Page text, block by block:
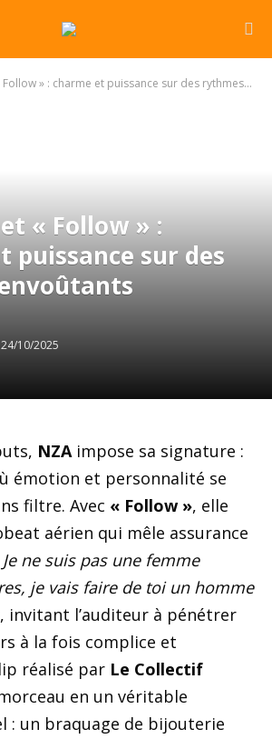
» : charme et puissance sur des rythmes envoûtants
« Follow » :
puissance sur des
24/10/2025
NZAimpose sa signature :
émotion et personnalité se
filtre. Avec « Follow », elle
aérien qui mêle assurance
Je ne suis pas une femme
je vais faire de toi un homme
invitant l’auditeur à pénétrer
à la fois complice et
réalisé par Le Collectif
en un véritable
: un braquage de bijouterie